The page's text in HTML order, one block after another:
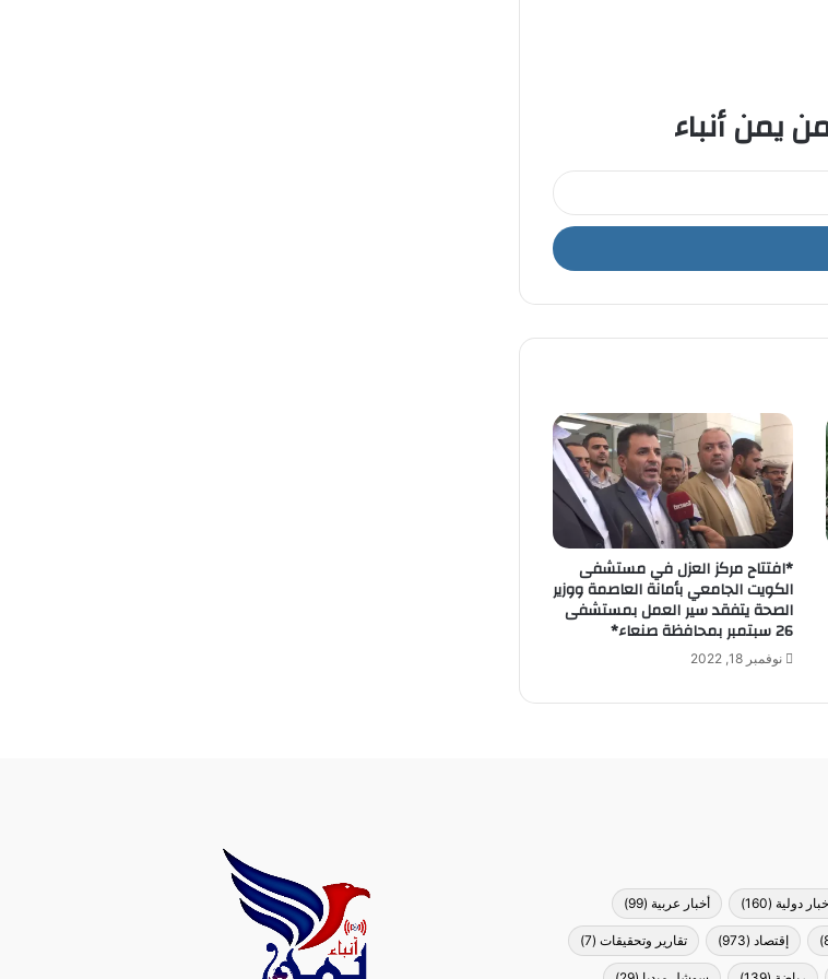
يمن أنباء
*افتتاح مركز العزل في مستشفى
الكويت الجامعي بأمانة العاصمة ووزير
الصحة يتفقد سير العمل بمستشفى
26 سبتمبر بمحافظة صنعاء*
نوفمبر 18, 2022
دولية(160) أخبار عربية(99)
إقتصاد (973) تقارير وتحقيقات(7)